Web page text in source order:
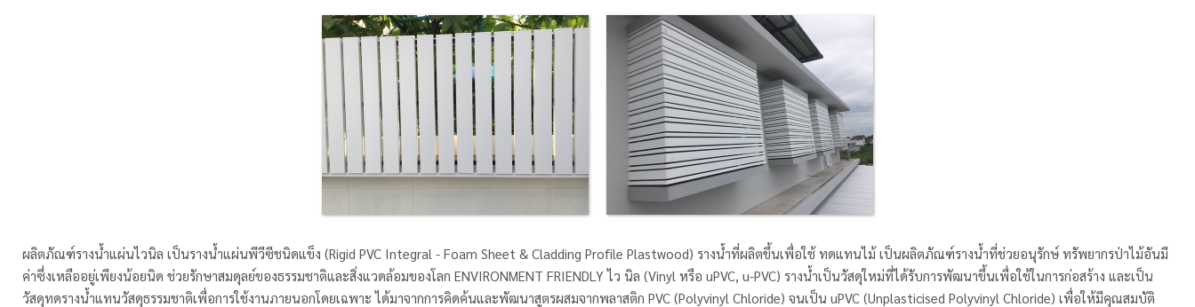
ผลิตภัณฑ์รางน้ำแผ่นไวนิล เป็นรางน้ำแผ่นพีวีซีชนิดแข็ง (Rigid PVC Integral - Foam Sheet & Cladding Profile Plastwood) รางน้ำที่ผลิตขึ้นเพื่อใช้ ทดแทนไม้ เป็นผลิตภัณฑ์รางน้ำที่ช่วยอนุรักษ์ ทรัพยากรป่าไม้อันมี
ค่าซึ่งเหลืออยู่เพียงน้อยนิด ช่วยรักษาสมดุลย์ของธรรมชาติและสิ่งแวดล้อมของโลก ENVIRONMENT FRIENDLY ไว นิล (Vinyl หรือ uPVC, u-PVC) รางน้ำเป็นวัสดุใหม่ที่ได้รับการพัฒนาขึ้นเพื่อใช้ในการก่อสร้าง และเป็น
วัสดุทดรางน้ำแทนวัสดุธรรมชาติเพื่อการใช้งานภายนอกโดยเฉพาะ ได้มาจากการคิดค้นและพัฒนาสูตรผสมจากพลาสติก PVC (Polyvinyl Chloride) จนเป็น uPVC (Unplasticised Polyvinyl Chloride) เพื่อให้มีคุณสมบัติ